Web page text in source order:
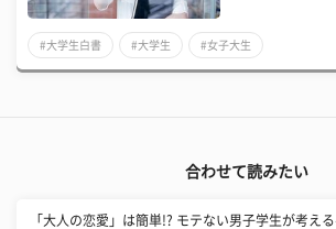
#大学生白書 #大学生 #女子大生
合わせて読みたい
「大人の恋愛」は簡単!? モテない男子学生が考え